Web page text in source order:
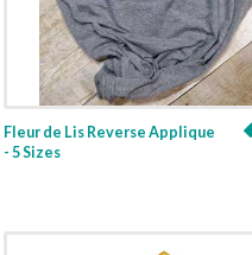
Fleur de Lis Reverse Applique
- 5 Sizes